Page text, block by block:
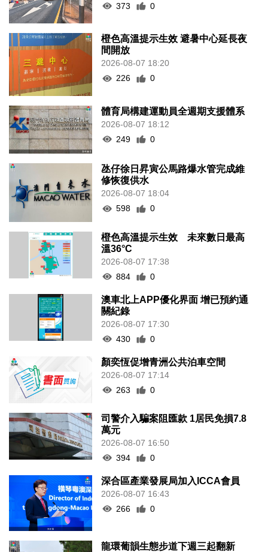
373
0
橙色高溫提示生效 避暑中心延長夜
間開放
2026-08-07 18:20
226
0
體育局構建運動員全週期支援體系
2026-08-07 18:12
249
0
氹仔徐日昇寅公馬路爆水管完成維
修恢復供水
2026-08-07 18:04
598
0
橙色高溫提示生效 未來數日最高
溫36°C
2026-08-07 17:38
884
0
澳車北上APP優化界面 增已預約通
關紀錄
2026-08-07 17:30
430
0
顏奕恆促增青洲公共泊車空間
2026-08-07 17:14
263
0
司警介入騙案阻匯款 1居民免損7.8
萬元
2026-08-07 16:50
394
0
深合區產業發展局加入ICCA會員
2026-08-07 16:43
266
0
龍環葡韻生態步道下週三起翻新